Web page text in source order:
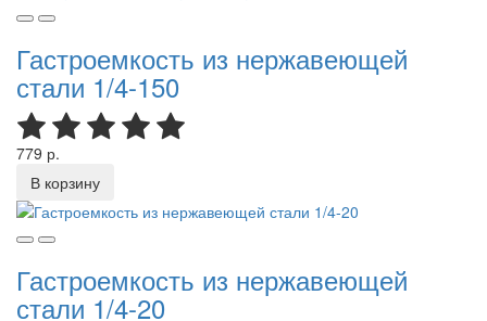
Гастроемкость из нержавеющей
стали 1/4-150
779 р.
В корзину
Гастроемкость из нержавеющей
стали 1/4-20